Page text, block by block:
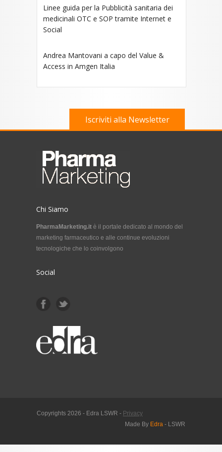
Linee guida per la Pubblicità sanitaria dei
medicinali OTC e SOP tramite Internet e
Social
Andrea Mantovani a capo del Value &
Access in Amgen Italia
Iscriviti alla Newsletter
Chi Siamo
PharmaMarketing.it è il portale dedicato al mondo del
marketing farmaceutico e alle continue evoluzioni
tecnologiche che lo coinvolgono
Social
Copyrights 2026 - Edra LSWR - Privacy
Made By Edra - LSWR